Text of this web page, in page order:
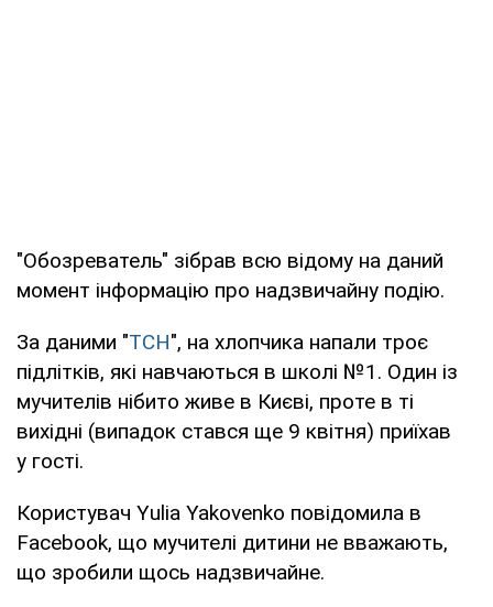
"Обозреватель" зібрав всю відому на даний
момент інформацію про надзвичайну подію.
За даними "ТСН", на хлопчика напали троє
підлітків, які навчаються в школі №1. Один із
мучителів нібито живе в Києві, проте в ті
вихідні (випадок стався ще 9 квітня) приїхав
у гості.
Користувач Yulia Yakovenko повідомила в
Facebook, що мучителі дитини не вважають,
що зробили щось надзвичайне.